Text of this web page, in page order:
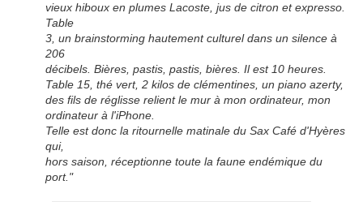
vieux hiboux en plumes Lacoste, jus de citron et expresso.
Table
3, un brainstorming hautement culturel dans un silence à
206
décibels. Bières, pastis, pastis, bières. Il est 10 heures.
Table 15, thé vert, 2 kilos de clémentines, un piano azerty,
des fils de réglisse relient le mur à mon ordinateur, mon
ordinateur à l'iPhone.
Telle est donc la ritournelle matinale du Sax Café d'Hyères
qui,
hors saison, réceptionne toute la faune endémique du
port."